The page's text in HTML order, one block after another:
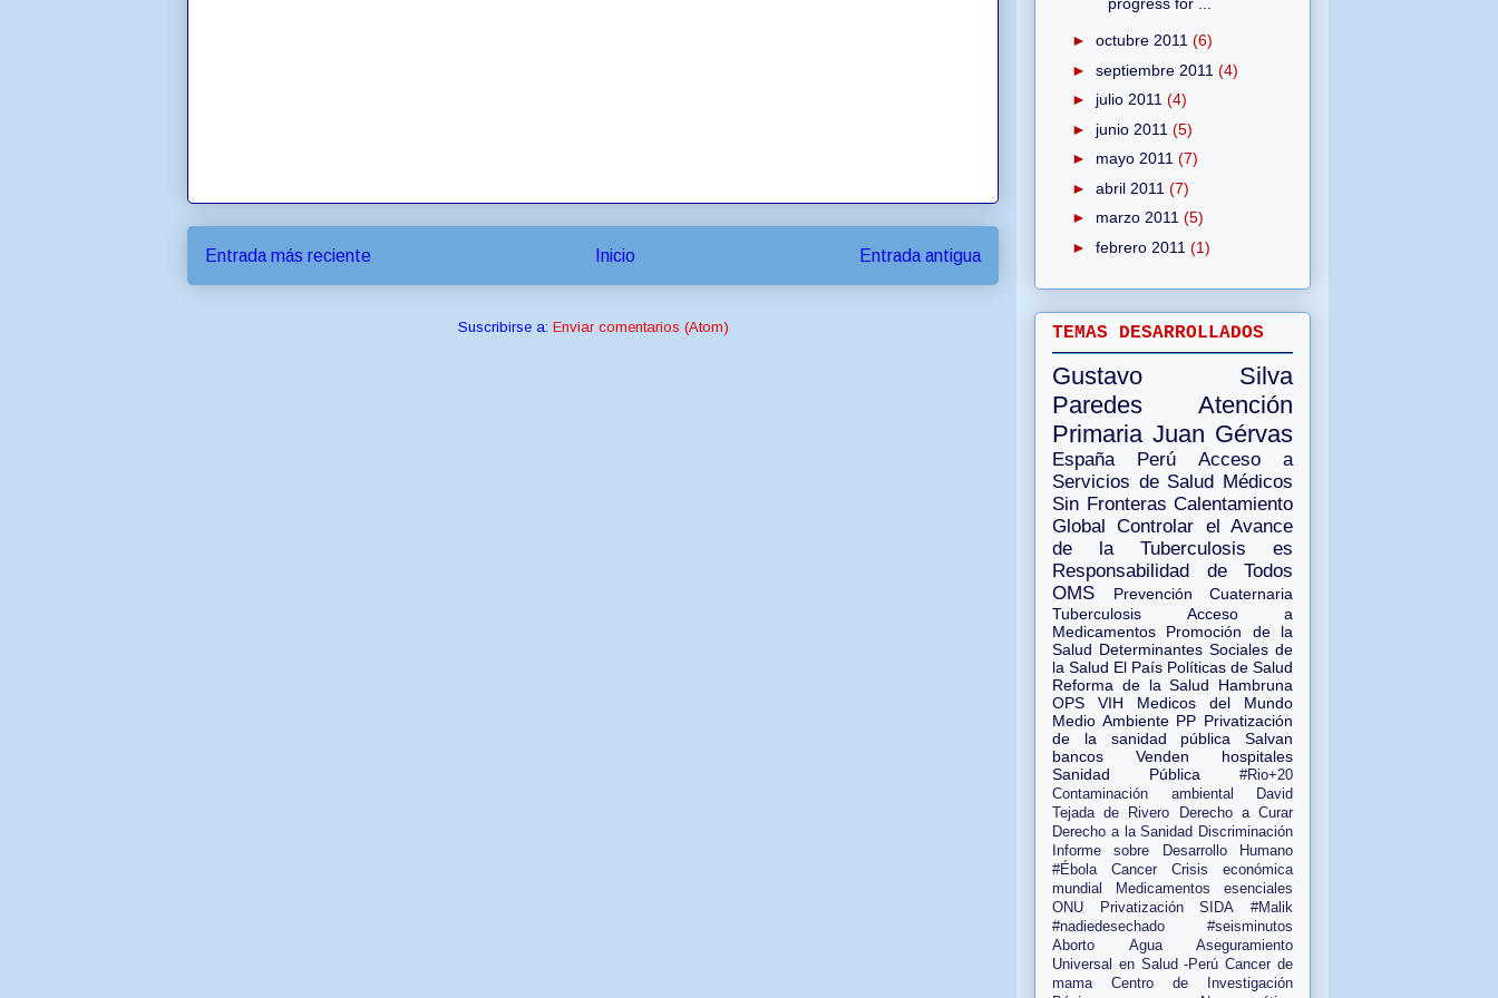
Entrada más reciente Entrada antigua
Inicio
Suscribirse a: Enviar comentarios (Atom)
► octubre 2011 (6)
► septiembre 2011 (4)
► julio 2011 (4)
► junio 2011 (5)
► mayo 2011 (7)
► abril 2011 (7)
► marzo 2011 (5)
► febrero 2011 (1)
TEMAS DESARROLLADOS
Gustavo Silva
Paredes
Atención
Primaria Juan Gérvas
España Perú
Acceso a
Servicios de Salud
Médicos
Sin Fronteras Calentamiento
Global
Controlar el Avance
de la Tuberculosis es
Responsabilidad de Todos
OMS
Prevención Cuaternaria
Tuberculosis
Acceso a
Medicamentos
Promoción de la
Salud Determinantes Sociales de
la Salud El País Políticas de Salud
Reforma de la Salud
Hambruna
OPS
VIH
Medicos del Mundo
Medio Ambiente PP Privatización
de la sanidad pública
Salvan
bancos Venden hospitales
Sanidad Pública
#Rio+20
Contaminación ambiental
David
Tejada de Rivero
Derecho a Curar
Derecho a la Sanidad Discriminación
Informe sobre Desarrollo Humano
#Ébola
Cancer
Crisis económica
mundial
Medicamentos esenciales
ONU
Privatización SIDA
#Malik
#nadiedesechado
#seisminutos
Aborto
Agua
Aseguramiento
Universal en Salud -Perú Cancer de
mama
Centro de Investigación